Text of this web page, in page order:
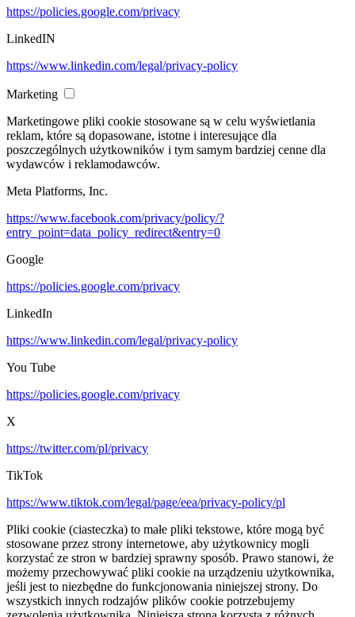
https://policies.google.com/privacy
LinkedIN
https://www.linkedin.com/legal/privacy-policy
Marketing
Marketingowe pliki cookie stosowane są w celu wyświetlania
reklam, które są dopasowane, istotne i interesujące dla
poszczególnych użytkowników i tym samym bardziej cenne dla
wydawców i reklamodawców.
Meta Platforms, Inc.
https://www.facebook.com/privacy/policy/?
entry_point=data_policy_redirect&entry=0
Google
https://policies.google.com/privacy
LinkedIn
https://www.linkedin.com/legal/privacy-policy
You Tube
https://policies.google.com/privacy
X
https://twitter.com/pl/privacy
TikTok
https://www.tiktok.com/legal/page/eea/privacy-policy/pl
Pliki cookie (ciasteczka) to małe pliki tekstowe, które mogą być
stosowane przez strony internetowe, aby użytkownicy mogli
korzystać ze stron w bardziej sprawny sposób. Prawo stanowi, że
możemy przechowywać pliki cookie na urządzeniu użytkownika,
jeśli jest to niezbędne do funkcjonowania niniejszej strony. Do
wszystkich innych rodzajów plików cookie potrzebujemy